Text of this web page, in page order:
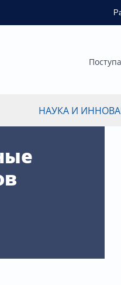
НАУКА И